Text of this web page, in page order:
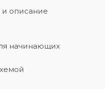
описание
начинающих